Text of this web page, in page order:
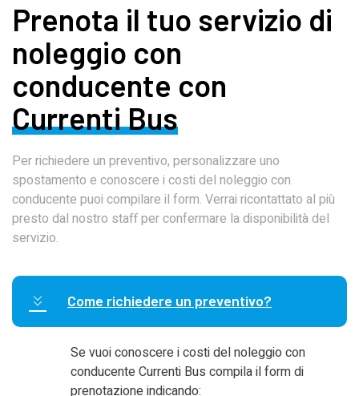
Prenota il tuo servizio di
noleggio con
conducente con
Currenti Bus
Per richiedere un preventivo, personalizzare uno
spostamento e conoscere i costi del noleggio con
conducente puoi compilare il form. Verrai ricontattato al più
presto dal nostro staff per confermare la disponibilità del
servizio.
Come richiedere un preventivo?
Se vuoi conoscere i costi del noleggio con
conducente Currenti Bus compila il form di
prenotazione indicando: